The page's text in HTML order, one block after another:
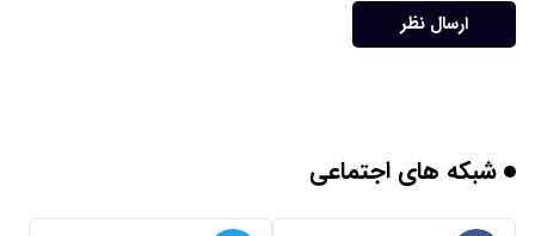
ارسال نظر
شبکه های اجتماعی